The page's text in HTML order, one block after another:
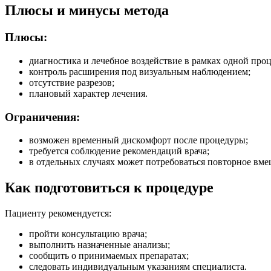
Плюсы и минусы метода
Плюсы:
диагностика и лечебное воздействие в рамках одной
контроль расширения под визуальным наблюдением;
отсутствие разрезов;
плановый характер лечения.
Ограничения:
возможен временный дискомфорт после процедуры;
требуется соблюдение рекомендаций врача;
в отдельных случаях может потребоваться повторное
Как подготовиться к процедуре
Пациенту рекомендуется:
пройти консультацию врача;
выполнить назначенные анализы;
сообщить о принимаемых препаратах;
следовать индивидуальным указаниям специалиста.